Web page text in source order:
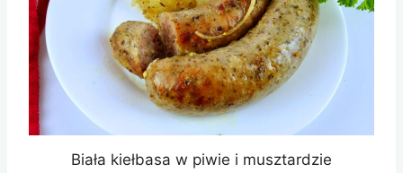
Biała kiełbasa w piwie i musztardzie